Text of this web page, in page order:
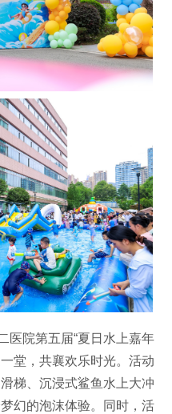
医院第五届“夏日水上嘉年
堂，共襄欢乐时光。活动
梯、沉浸式鲨鱼水上大冲
幻的泡沫体验。同时，活